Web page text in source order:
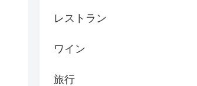
レストラン
ワイン
旅行